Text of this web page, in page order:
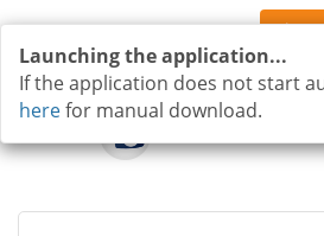
Sign
Launching the application...
If the application does not start
herefor manual download.